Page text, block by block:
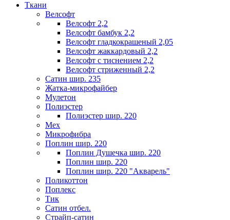
Ткани
Велсофт
Велсофт 2,2
Велсофт бамбук 2,2
Велсофт гладкокрашеный 2,05
Велсофт жаккардовый 2,2
Велсофт с тиснением 2,2
Велсофт стриженный 2,2
Сатин шир. 235
Жатка-микрофайбер
Мулетон
Полиэстер
Полиэстер шир. 220
Мех
Микрофибра
Поплин шир. 220
Поплин Душечка шир. 220
Поплин шир. 220
Поплин шир. 220 "Акварель"
Поликоттон
Поплекс
Тик
Сатин отбел.
Страйп-сатин